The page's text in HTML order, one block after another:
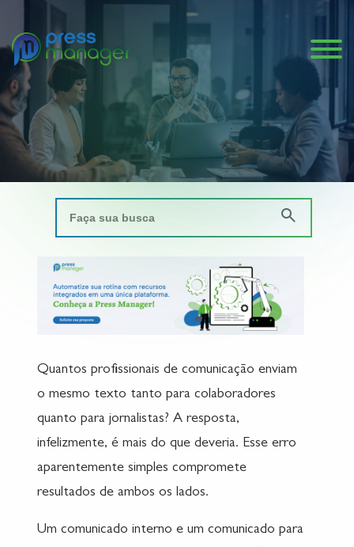
Quantos profissionais de comunicação enviam
o mesmo texto tanto para colaboradores
quanto para jornalistas? A resposta,
infelizmente, é mais do que deveria. Esse erro
aparentemente simples compromete
resultados de ambos os lados.
Um comunicado interno e um comunicado para